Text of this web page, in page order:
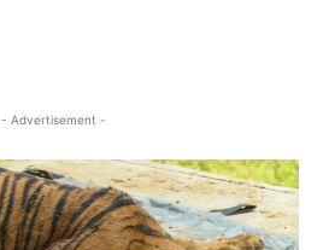
- Advertisement -